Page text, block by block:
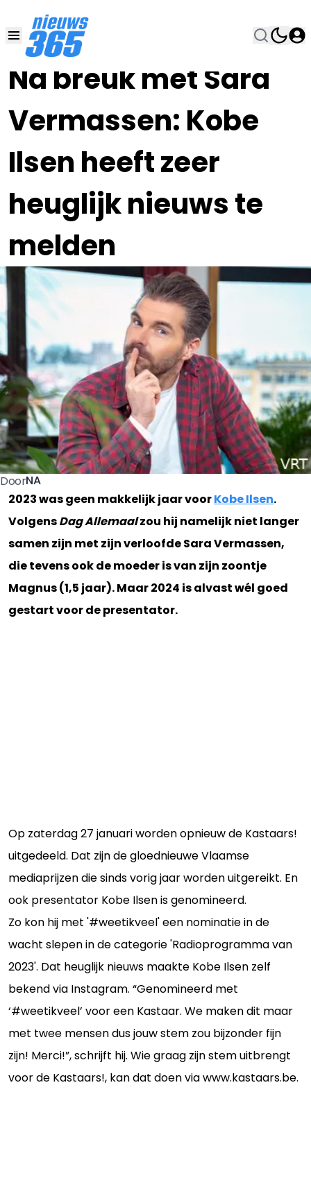
Na breuk met Sara
Vermassen: Kobe
Ilsen heeft zeer
heuglijk nieuws te
melden
08 JAN 2024, 19:00
DoorNA
2023 was geen makkelijk jaar voorKobe Ilsen.
VolgensDag Allemaalzou hij namelijk niet langer
samen zijn met zijn verloofde Sara Vermassen,
die tevens ook de moeder is van zijn zoontje
Magnus (1,5 jaar). Maar 2024 is alvast wél goed
gestart voor de presentator.
Op zaterdag 27 januari worden opnieuw de Kastaars!
uitgedeeld. Dat zijn de gloednieuwe Vlaamse
mediaprijzen die sinds vorig jaar worden uitgereikt. En
ook presentator Kobe Ilsen is genomineerd.
Zo kon hij met '#weetikveel' een nominatie in de
wacht slepen in de categorie 'Radioprogramma van
2023'. Dat heuglijk nieuws maakte Kobe Ilsen zelf
bekend via Instagram. “Genomineerd met
‘#weetikveel’ voor een Kastaar. We maken dit maar
met twee mensen dus jouw stem zou bijzonder fijn
zijn! Merci!”, schrijft hij. Wie graag zijn stem uitbrengt
voor de Kastaars!, kan dat doen via www.kastaars.be.